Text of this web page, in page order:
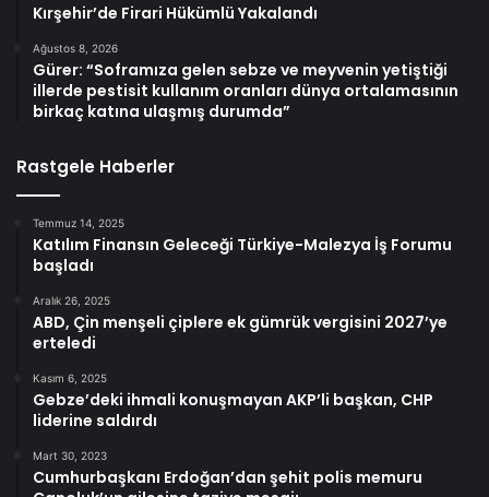
Kırşehir’de Firari Hükümlü Yakalandı
Ağustos 8, 2026
Gürer: “Soframıza gelen sebze ve meyvenin yetiştiği
illerde pestisit kullanım oranları dünya ortalamasının
birkaç katına ulaşmış durumda”
Rastgele Haberler
Temmuz 14, 2025
Katılım Finansın Geleceği Türkiye-Malezya İş Forumu
başladı
Aralık 26, 2025
ABD, Çin menşeli çiplere ek gümrük vergisini 2027’ye
erteledi
Kasım 6, 2025
Gebze’deki ihmali konuşmayan AKP’li başkan, CHP
liderine saldırdı
Mart 30, 2023
Cumhurbaşkanı Erdoğan’dan şehit polis memuru